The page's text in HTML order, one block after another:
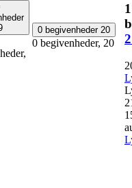
0 begivenheder 20
0 begivenheder, 20
1